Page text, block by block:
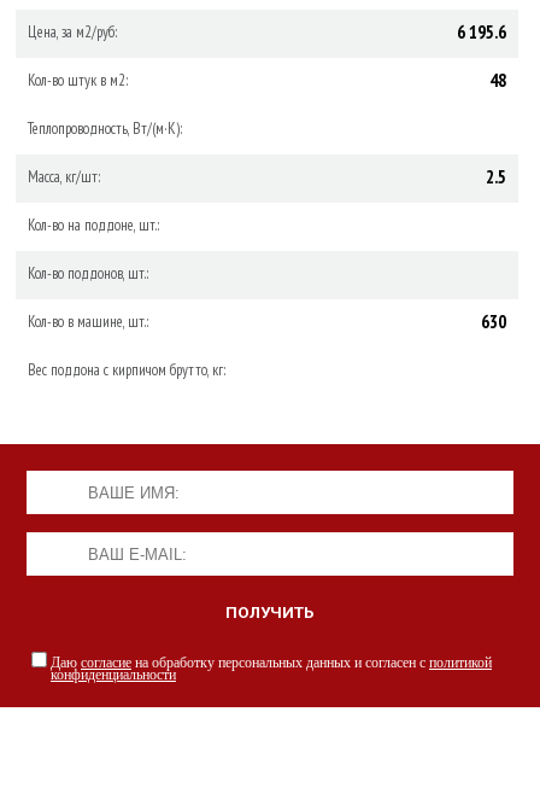
Цена, за м2/руб: 6 195.6
Кол-во штук в м2: 48
Теплопроводность, Вт/(м·К):
Масса, кг/шт: 2.5
Кол-во на поддоне, шт.:
Кол-во поддонов, шт.:
Кол-во в машине, шт.: 630
Вес поддона с кирпичом брутто, кг:
Даю согласие на обработку персональных данных и согласен с политикой
конфиденциальности